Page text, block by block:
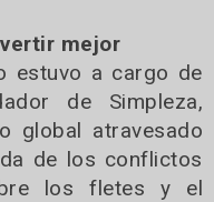
mejor
estuvo a cargo de
de Simpleza,
global atravesado
de los conflictos
los fletes y el